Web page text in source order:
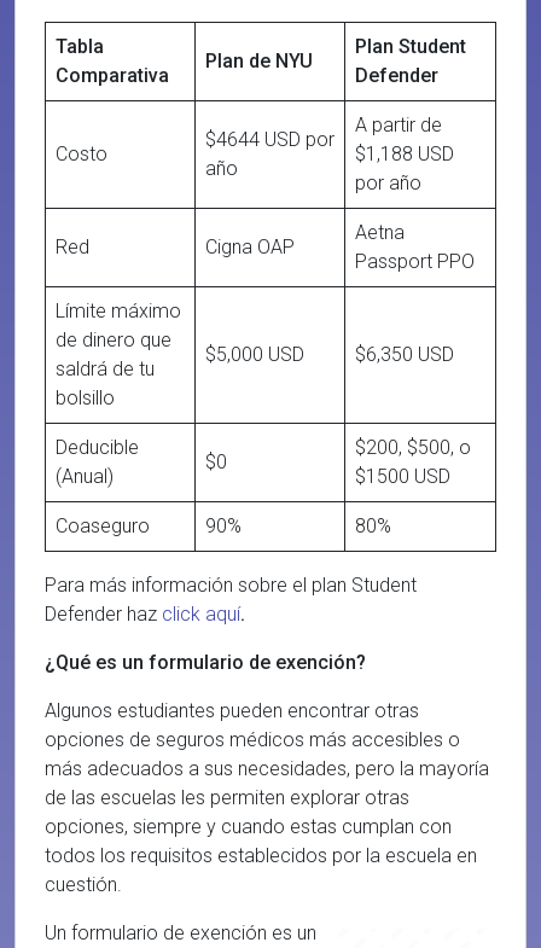
Tabla
Comparativa
Plan de NYU
Plan Student
Defender
Costo
$4644 USD por
año
A partir de
$1,188 USD
por año
Red Cigna OAP
Aetna
Passport PPO
Límite máximo
de dinero que
saldrá de tu
bolsillo
$5,000 USD $6,350 USD
Deducible
(Anual)
$0
$200, $500, o
$1500 USD
Coaseguro 90% 80%
Para más información sobre el plan Student
Defender haz click aquí.
¿Qué es un formulario de exención?
Algunos estudiantes pueden encontrar otras
opciones de seguros médicos más accesibles o
más adecuados a sus necesidades, pero la mayoría
de las escuelas les permiten explorar otras
opciones, siempre y cuando estas cumplan con
todos los requisitos establecidos por la escuela en
cuestión.
Un formulario de exención es un